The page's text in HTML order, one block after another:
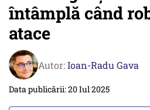
întâmplă când
atace
Autor:Ioan-Radu Gava
Data publicării: 20 Iul 2025